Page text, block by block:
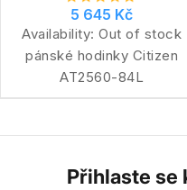
5 645 Kč
Availability: Out of stock
pánské hodinky Citizen
AT2560-84L
Přihlaste se